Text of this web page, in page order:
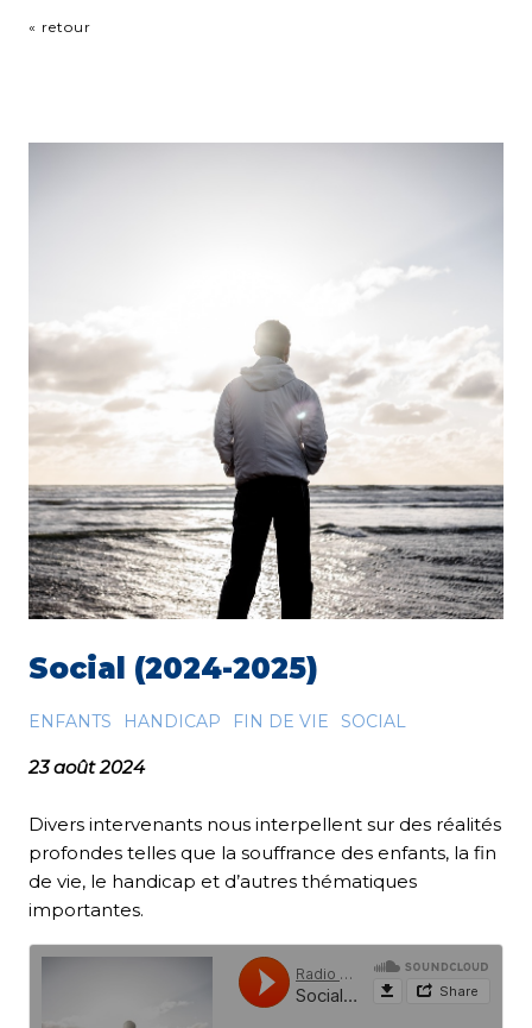
« retour
Social (2024-2025)
ENFANTS HANDICAP FIN DE VIE SOCIAL
23 août 2024
Divers intervenants nous interpellent sur des réalités
profondes telles que la souffrance des enfants, la fin
de vie, le handicap et d’autres thématiques
importantes.